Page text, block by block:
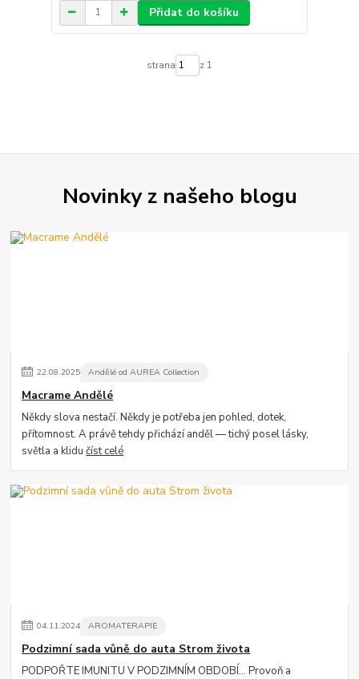
Přidat do košíku
strana z 1
Novinky z našeho blogu
22.08.2025 Andělé od AUREA Collection
Macrame Andělé
Někdy slova nestačí. Někdy je potřeba jen pohled, dotek,
přítomnost. A právě tehdy přichází anděl — tichý posel lásky,
světla a klidučíst celé
04.11.2024 AROMATERAPIE
Podzimní sada vůně do auta Strom života
PODPOŘTE IMUNITU V PODZIMNÍM OBDOBÍ... Provoň a